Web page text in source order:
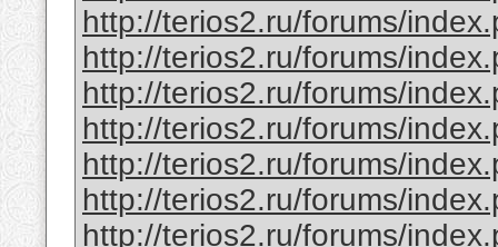
http://terios2.ru/forums/
http://terios2.ru/forums/
http://terios2.ru/forums/
http://terios2.ru/forums/
http://terios2.ru/forums/
http://terios2.ru/forums/
http://terios2.ru/forums/